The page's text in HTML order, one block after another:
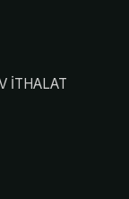
İTHALAT